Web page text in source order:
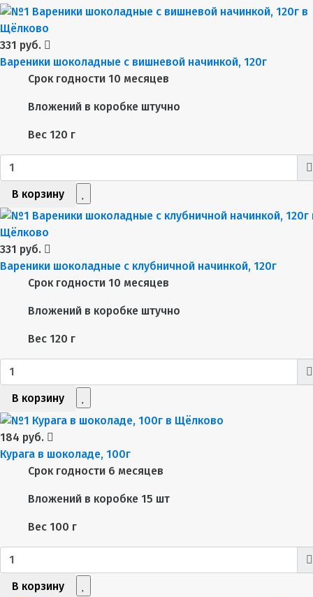
331 руб.
Вареники шоколадные с вишневой начинкой, 120г
Срок годности 10 месяцев
Вложений в коробке штучно
Вес 120 г
В корзину
331 руб.
Вареники шоколадные с клубничной начинкой, 120г
Срок годности 10 месяцев
Вложений в коробке штучно
Вес 120 г
В корзину
184 руб.
Курага в шоколаде, 100г
Срок годности 6 месяцев
Вложений в коробке 15 шт
Вес 100 г
В корзину